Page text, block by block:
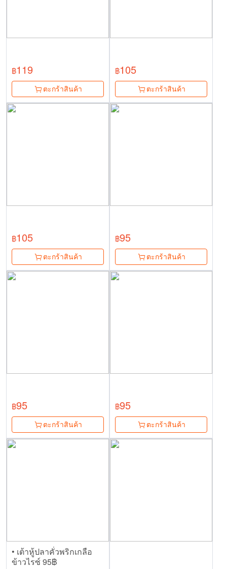
฿119
ตะกร้าสินค้า
฿105
ตะกร้าสินค้า
฿105
ตะกร้าสินค้า
฿95
ตะกร้าสินค้า
฿95
ตะกร้าสินค้า
฿95
ตะกร้าสินค้า
• เต้าหู้ปลาคั่วพริกเกลือ
ข้าวไรซ์ 95฿